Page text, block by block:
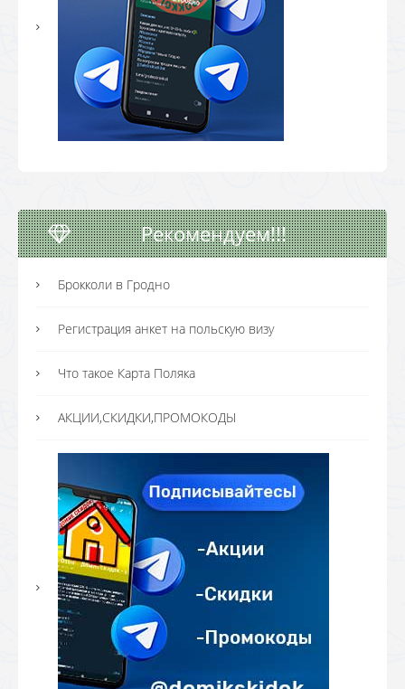
Рекомендуем!!!
Брокколи в Гродно
Регистрация анкет на польскую визу
Что такое Карта Поляка
АКЦИИ,СКИДКИ,ПРОМОКОДЫ